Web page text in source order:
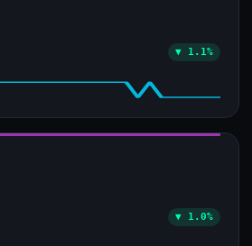
▼ 1.1%
▼ 1.0%